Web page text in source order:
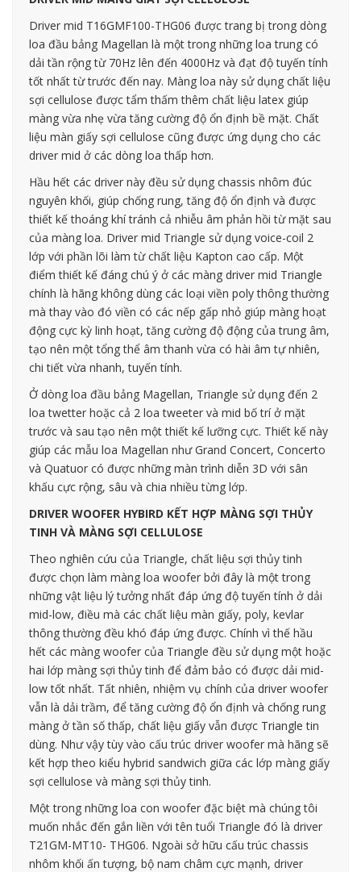
Driver mid T16GMF100-THG06 được trang bị trong dòng
loa đầu bảng Magellan là một trong những loa trung có
dải tần rộng từ 70Hz lên đến 4000Hz và đạt độ tuyến tính
tốt nhất từ trước đến nay. Màng loa này sử dụng chất liệu
sợi cellulose được tẩm thấm thêm chất liệu latex giúp
màng vừa nhẹ vừa tăng cường độ ổn định bề mặt. Chất
liệu màn giấy sợi cellulose cũng được ứng dụng cho các
driver mid ở các dòng loa thấp hơn.
Hầu hết các driver này đều sử dụng chassis nhôm đúc
nguyên khối, giúp chống rung, tăng độ ổn định và được
thiết kế thoáng khí tránh cả nhiễu âm phản hồi từ mặt sau
của màng loa. Driver mid Triangle sử dụng voice-coil 2
lớp với phần lõi làm từ chất liệu Kapton cao cấp. Một
điểm thiết kế đáng chú ý ở các màng driver mid Triangle
chính là hãng không dùng các loại viền poly thông thường
mà thay vào đó viền có các nếp gấp nhỏ giúp màng hoạt
động cực kỳ linh hoạt, tăng cường độ động của trung âm,
tạo nên một tổng thể âm thanh vừa có hài âm tự nhiên,
chi tiết vừa nhanh, tuyến tính.
Ở dòng loa đầu bảng Magellan, Triangle sử dụng đến 2
loa twetter hoặc cả 2 loa tweeter và mid bố trí ở mặt
trước và sau tạo nên một thiết kế lưỡng cực. Thiết kế này
giúp các mẫu loa Magellan như Grand Concert, Concerto
và Quatuor có được những màn trình diễn 3D với sân
khấu cực rộng, sâu và chia nhiều từng lớp.
DRIVER WOOFER HYBIRD KẾT HỢP MÀNG SỢI THỦY
TINH VÀ MÀNG SỢI CELLULOSE
Theo nghiên cứu của Triangle, chất liệu sợi thủy tinh
được chọn làm màng loa woofer bởi đây là một trong
những vật liệu lý tưởng nhất đáp ứng độ tuyến tính ở dải
mid-low, điều mà các chất liệu màn giấy, poly, kevlar
thông thường đều khó đáp ứng được. Chính vì thế hầu
hết các màng woofer của Triangle đều sử dụng một hoặc
hai lớp màng sợi thủy tinh để đảm bảo có được dải mid-
low tốt nhất. Tất nhiên, nhiệm vụ chính của driver woofer
vẫn là dải trầm, để tăng cường độ ổn định và chống rung
màng ở tần số thấp, chất liệu giấy vẫn được Triangle tin
dùng. Như vậy tùy vào cấu trúc driver woofer mà hãng sẽ
kết hợp theo kiểu hybrid sandwich giữa các lớp màng giấy
sợi cellulose và màng sợi thủy tinh.
Một trong những loa con woofer đặc biệt mà chúng tôi
muốn nhắc đến gắn liền với tên tuổi Triangle đó là driver
T21GM-MT10- THG06. Ngoài sở hữu cấu trúc chassis
nhôm khối ấn tượng, bộ nam châm cực mạnh, driver